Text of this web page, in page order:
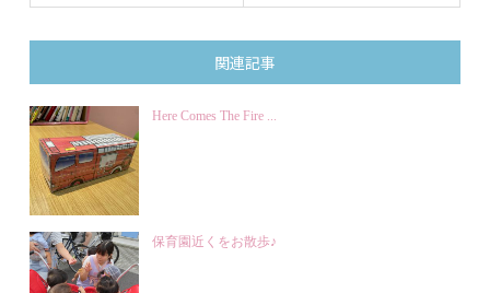
関連記事
Here Comes The Fire ...
保育園近くをお散歩♪